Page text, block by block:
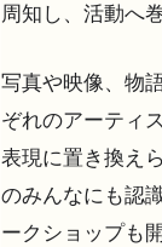
周知し、活動へ
写真や映像、物
ぞれのアーティ
表現に置き換え
のみんなにも認
ークショップも